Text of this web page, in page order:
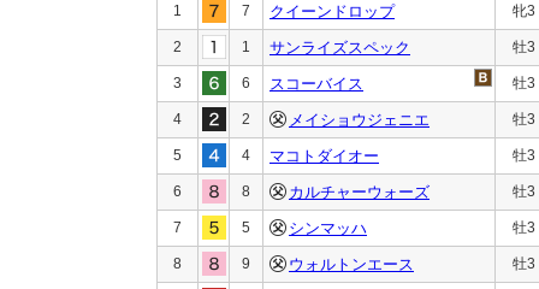
1 7 クイーンドロップ 牝3
2 1 サンライズスペック 牡3
3 6 スコーバイス 牡3
4 2 メイショウジェニエ 牡3
5 4 マコトダイオー 牡3
6 8 カルチャーウォーズ 牡3
7 5 シンマッハ 牡3
8 9 ウォルトンエース 牡3